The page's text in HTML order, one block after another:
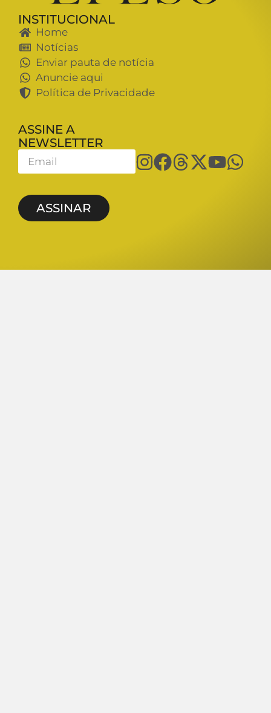
INSTITUCIONAL
Home
Notícias
Enviar pauta de notícia
Anuncie aqui
Política de Privacidade
ASSINE A
NEWSLETTER
ASSINAR